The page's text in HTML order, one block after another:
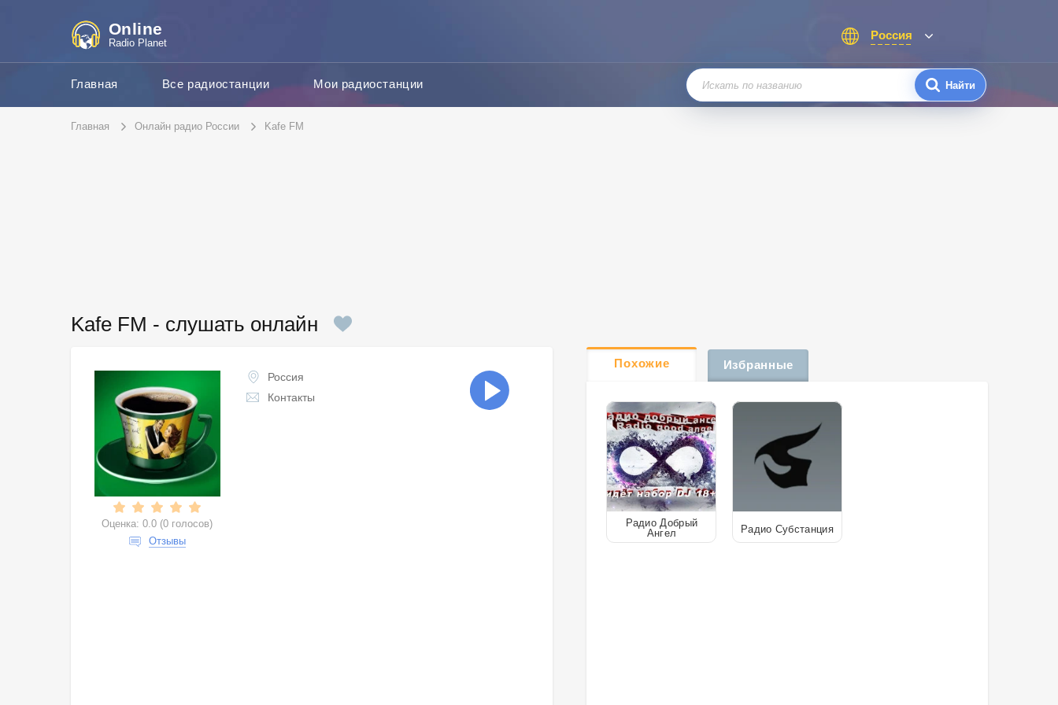
Online
Radio Planet
Россия
Главная Все радиостанции Мои радиостанции
Главная Онлайн радио России Kafe FM
Kafe FM - слушать онлайн
Оценка: 0.0 (0 голосов)
Отзывы
Россия
Контакты
Похожие Избранные
Радио Добрый
Ангел
Радио Субстанция